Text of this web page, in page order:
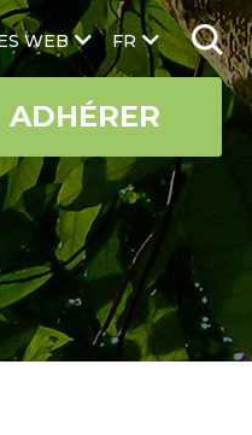
FR
WEB
ADHÉRER